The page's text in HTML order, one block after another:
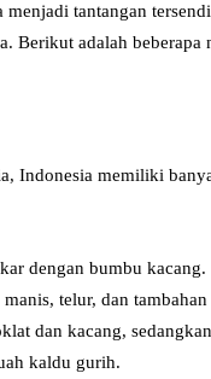
tantangan
Berikut adalah
Indonesia memiliki
dengan bumbu kacang.
telur, dan
dan kacang,
kaldu gurih.